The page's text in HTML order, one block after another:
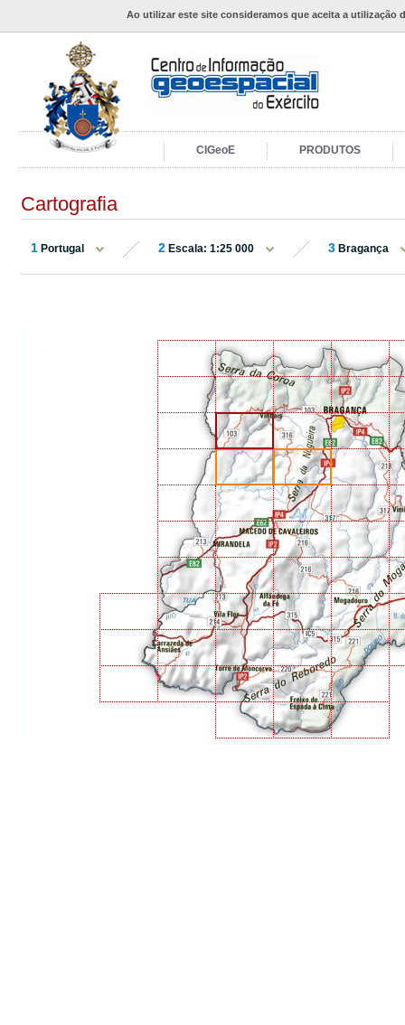
Ao utilizar este site consideramos que aceita a utilização
CIGeoE PRODUTOS
Cartografia
1 Portugal 2 Escala: 1:25 000 3 Bragança